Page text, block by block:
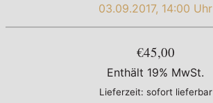
03.09.2017, 14:00 Uhr
€45,00
Enthält 19% MwSt.
Lieferzeit: sofort lieferbar